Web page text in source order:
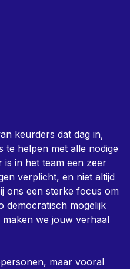
keurders dat dag in,
te helpen met alle nodige
is in het team een zeer
verplicht, en niet altijd
ons een sterke focus om
democratisch mogelijk
we jouw verhaal
maar vooral